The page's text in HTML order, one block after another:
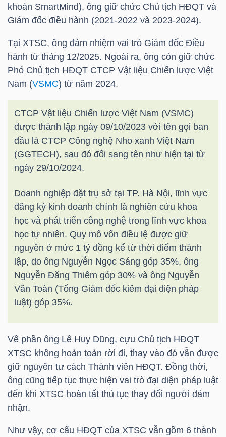
khoán SmartMind), ông giữ chức Chủ tịch HĐQT và
Giám đốc điều hành (2021-2022 và 2023-2024).
Tại XTSC, ông đảm nhiệm vai trò Giám đốc Điều
hành từ tháng 12/2025. Ngoài ra, ông còn giữ chức
Phó Chủ tịch HĐQT CTCP Vật liệu Chiến lược Việt
Nam (VSMC) từ năm 2024.
CTCP Vật liệu Chiến lược Việt Nam (VSMC)
được thành lập ngày 09/10/2023 với tên gọi ban
đầu là CTCP Công nghệ Nho xanh Việt Nam
(GGTECH), sau đó đổi sang tên như hiện tại từ
ngày 29/10/2024.
Doanh nghiệp đặt trụ sở tại TP. Hà Nội, lĩnh vực
đăng ký kinh doanh chính là nghiên cứu khoa
học và phát triển công nghệ trong lĩnh vực khoa
học tự nhiên. Quy mô vốn điều lệ được giữ
nguyên ở mức 1 tỷ đồng kể từ thời điểm thành
lập, do ông Nguyễn Ngọc Sáng góp 35%, ông
Nguyễn Đăng Thiêm góp 30% và ông Nguyễn
Văn Toàn (Tổng Giám đốc kiêm đại diện pháp
luật) góp 35%.
Về phần ông Lê Huy Dũng, cựu Chủ tịch HĐQT
XTSC không hoàn toàn rời đi, thay vào đó vẫn được
giữ nguyên tư cách Thành viên HĐQT. Đồng thời,
ông cũng tiếp tục thực hiện vai trò đại diện pháp luật
đến khi XTSC hoàn tất thủ tục thay đổi người đảm
nhận.
Như vậy, cơ cấu HĐQT của XTSC vẫn gồm 6 thành
TÀI
CÁ
NHÂN
VIETSTOCKFINANCE
VĨ
MÔ
NGÀNH
DOANH
CỔ
PHIẾU
PHÁI